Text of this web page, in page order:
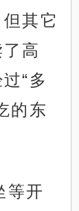
其它
高
“多
的东
等开